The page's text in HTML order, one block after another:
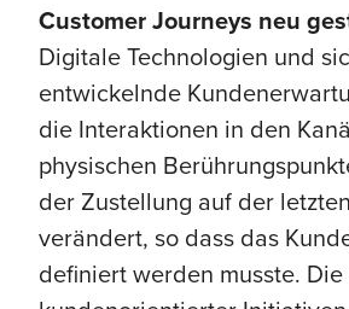
Customer Journeys neu
Digitale Technologien und
entwickelnde
die Interaktionen in den
physischen
der Zustellung auf der
verändert, so dass das
definiert werden musste.